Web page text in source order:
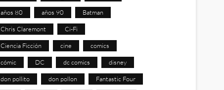
años 80 años 90 Batman
Chris Claremont Ci-Fi
Ciencia Ficción cine comics
cómic DC dc comics disney
don pollito don pollon Fantastic Four